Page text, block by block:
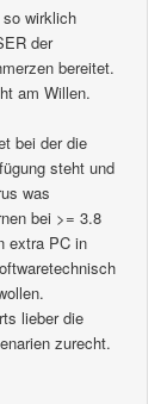
wirklich
der
bereitet.
am Willen.
bei der die
steht und
was
bei >= 3.8
extra PC in
lieber die
zurecht.